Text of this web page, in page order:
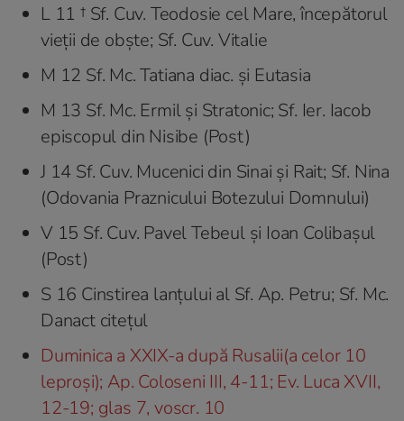
L 11 † Sf. Cuv. Teodosie cel Mare, începătorul
vieții de obşte; Sf. Cuv. Vitalie
M 12 Sf. Mc. Tatiana diac. şi Eutasia
M 13 Sf. Mc. Ermil şi Stratonic; Sf. Ier. Iacob
episcopul din Nisibe (Post)
J 14 Sf. Cuv. Mucenici din Sinai şi Rait; Sf. Nina
(Odovania Praznicului Botezului Domnului)
V 15 Sf. Cuv. Pavel Tebeul şi Ioan Colibaşul
(Post)
S 16 Cinstirea lanțului al Sf. Ap. Petru; Sf. Mc.
Danact citețul
Duminica a XXIX-a după Rusalii(a celor 10
leproși); Ap. Coloseni III, 4-11; Ev. Luca XVII,
12-19; glas 7, voscr. 10